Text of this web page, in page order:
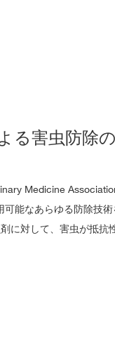
る害虫防除
Medicine
能なあらゆる防除技
に対して、害虫が抵抗